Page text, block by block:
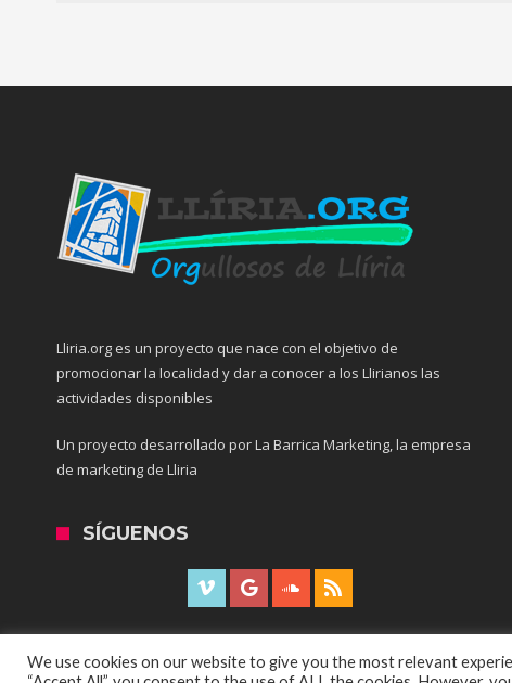
Lliria.org es un proyecto que nace con el objetivo de
promocionar la localidad y dar a conocer a los Llirianos las
actividades disponibles
Un proyecto desarrollado por La Barrica Marketing, la empresa
de marketing de Lliria
SÍGUENOS
We use cookies on our website to give you the most relevant